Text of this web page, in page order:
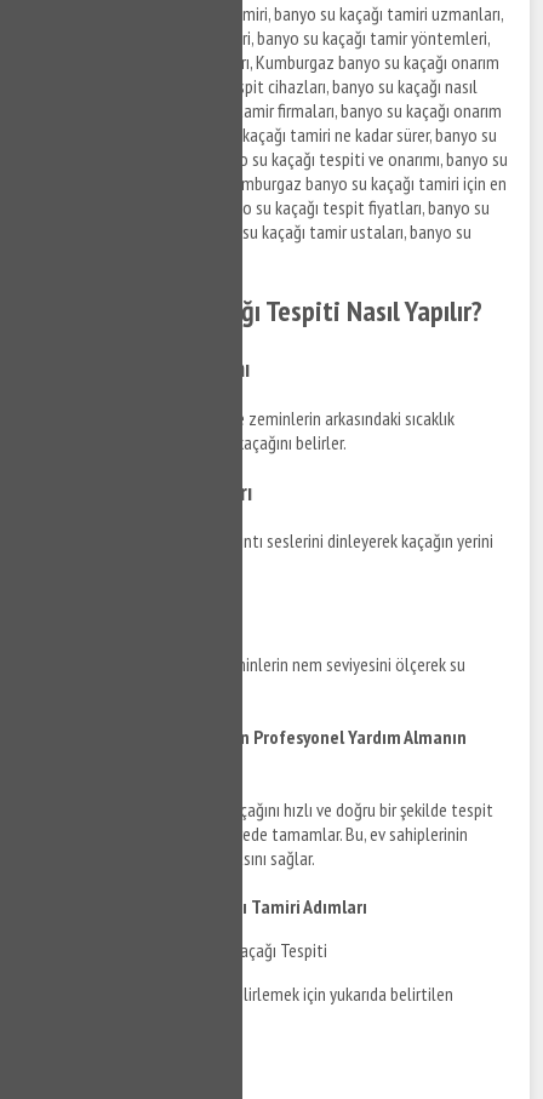
Kumburgaz banyo su kaçağı tamiri, banyo su kaçağı tamiri uzmanları,
banyo su kaçağı tespit ve tamiri, banyo su kaçağı tamir yöntemleri,
banyo su kaçağı onarım fiyatları, Kumburgaz banyo su kaçağı onarım
hizmetleri, banyo su kaçağı tespit cihazları, banyo su kaçağı nasıl
onarılır, en iyi banyo su kaçağı tamir firmaları, banyo su kaçağı onarım
önerileri, Kumburgaz banyo su kaçağı tamiri ne kadar sürer, banyo su
kaçağı tamiri nasıl yapılır, banyo su kaçağı tespiti ve onarımı, banyo su
kaçağı tamiri fiyat teklifleri, Kumburgaz banyo su kaçağı tamiri için en
iyi yöntemler, Kumburgaz banyo su kaçağı tespit fiyatları, banyo su
kaçağı onarım şirketleri, banyo su kaçağı tamir ustaları, banyo su
Kumburgaz Su Kaçağı Tespiti Nasıl Yapılır?
Termal Kamera Kullanımı
Termal kameralar, duvarların ve zeminlerin arkasındaki sıcaklık
değişimlerini tespit ederek su kaçağını belirler.
Akustik Dinleme Cihazları
Bu cihazlar, suyun akışını ve sızıntı seslerini dinleyerek kaçağın yerini
Nem ölçerler, duvarların ve zeminlerin nem seviyesini ölçerek su
Banyo Su Kaçağı Onarımı İçin Profesyonel Yardım Almanın
Profesyonel tesisatçılar, su kaçağını hızlı ve doğru bir şekilde tespit
ederek, onarım sürecini kısa sürede tamamlar. Bu, ev sahiplerinin
gereksiz masraflardan kaçınmasını sağlar.
Kumburgaz Banyo Su Kaçağı Tamiri Adımları
Kumburgaz Banyo Su Kaçağı Tespiti
Öncelikle su kaçağının yerini belirlemek için yukarıda belirtilen